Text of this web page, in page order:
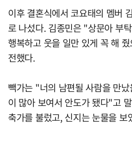
이후 결혼식에서 코요태의 멤버
로 나섰다. 김종민은 "상문아 부
행복하고 웃을 일만 있게 꼭 해
전했다.
빽가는 "너의 남편될 사람을 만
이 많아 보여서 안도가 됐다"고
축가를 불렀고, 신지는 눈물을 보